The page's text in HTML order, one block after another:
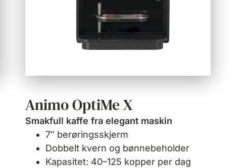
Animo OptiMe X
Smakfull kaffe fra elegant maskin
7″ berøringsskjerm
Dobbelt kvern og bønnebeholder
Kapasitet: 40–125 kopper per dag